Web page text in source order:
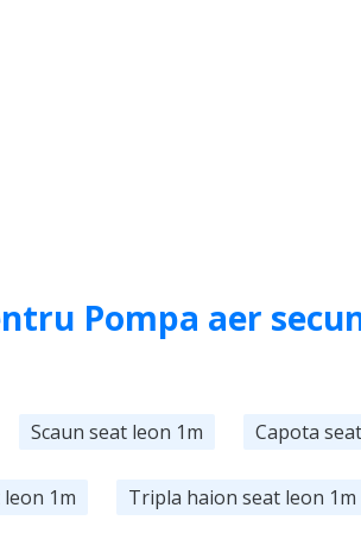
Pompa aer
Scaun seat leon 1m Capota
leon 1m Tripla haion seat leon 1m